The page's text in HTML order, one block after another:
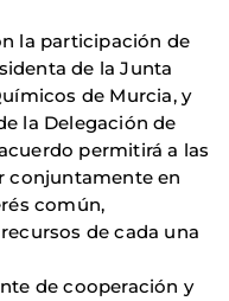
la participación de
de la Junta
de Murcia, y
la Delegación de
permitirá a las
conjuntamente en
común,
de cada una
de cooperación y